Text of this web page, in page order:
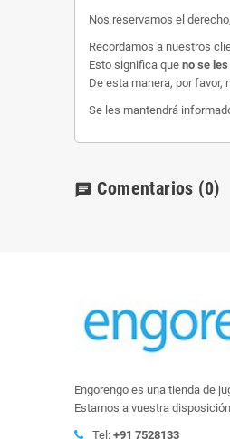
Nos reservamos el
Recordamos a nuestros
Esto significa que no se
De esta manera, por favor,
Se les mantendrá
chat Comentarios (0)
Engorengo es una tienda de
Estamos a vuestra disposición
Tel: +91 7528133